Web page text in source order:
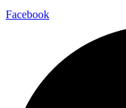
Facebook